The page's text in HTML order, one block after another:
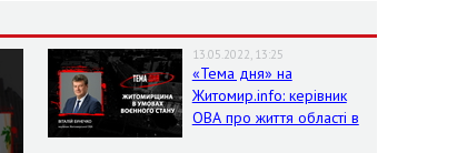
13.05.2022, 13:25
«Тема дня» на
Житомир.info: керівник
ОВА про життя області в